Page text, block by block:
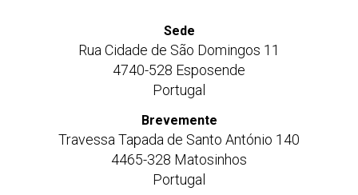
Sede
Rua Cidade de São Domingos 11
4740-528 Esposende
Portugal
Brevemente
Travessa Tapada de Santo António 140
4465-328 Matosinhos
Portugal